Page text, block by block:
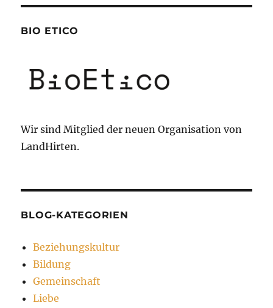
BIO ETICO
Wir sind Mitglied der neuen Organisation von
LandHirten.
BLOG-KATEGORIEN
Beziehungskultur
Bildung
Gemeinschaft
Liebe